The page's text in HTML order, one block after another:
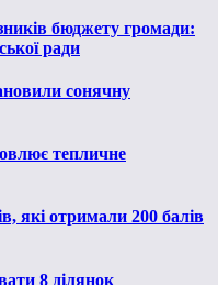
бюджету громади:
ради
сонячну
тепличне
які отримали 200 балів
8 ділянок